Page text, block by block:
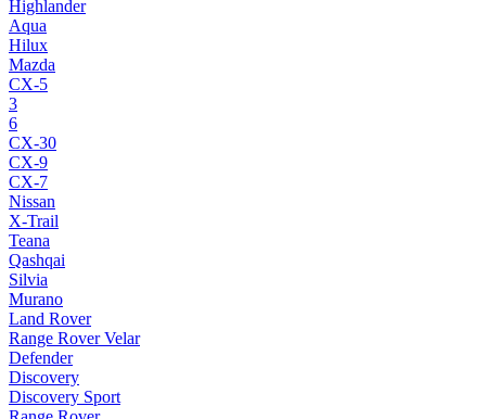
Highlander
Aqua
Hilux
Mazda
CX-5
3
6
CX-30
CX-9
CX-7
Nissan
X-Trail
Teana
Qashqai
Silvia
Murano
Land Rover
Range Rover Velar
Defender
Discovery
Discovery Sport